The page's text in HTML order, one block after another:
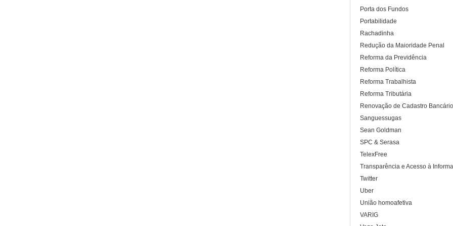
Porta dos Fundos
Portabilidade
Rachadinha
Redução da Maioridade Penal
Reforma da Previdência
Reforma Política
Reforma Trabalhista
Reforma Tributária
Renovação de Cadastro Bancário
Sanguessugas
Sean Goldman
SPC & Serasa
TelexFree
Transparência e Acesso à
Twitter
Uber
União homoafetiva
VARIG